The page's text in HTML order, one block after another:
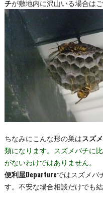
チが敷地内に沢山いる場合はご
ちなみにこんな形の巣はスズ
類になります。スズメバチに
がないわけではありません。
便利屋Departureではスズメバ
す。不安な場合相談だけでも